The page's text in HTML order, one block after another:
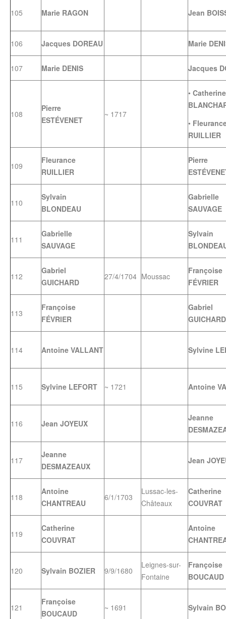
105 Marie RAGON Jean
106 Jacques DOREAU Marie
107 Marie DENIS Jacques
108
Pierre
ESTÉVENET
~ 1717
• Catherine
•
RUILLIER
109
Fleurance
RUILLIER
Pierre
110
Sylvain
BLONDEAU
Gabrielle
SAUVAGE
111
Gabrielle
SAUVAGE
Sylvain
112
Gabriel
GUICHARD
27/4/1704 Moussac
Françoise
FÉVRIER
113
Françoise
FÉVRIER
Gabriel
GUICHARD
114 Antoine VALLANT Sylvine
115 Sylvine LEFORT ~ 1721 Antoine
116 Jean JOYEUX
Jeanne
117
Jeanne
DESMAZEAUX
Jean
118
Antoine
CHANTREAU
6/1/1703
Lussac-les-
Châteaux
Catherine
COUVRAT
119
Catherine
COUVRAT
Antoine
120 Sylvain BOZIER 9/9/1680
Leignes-sur-
Fontaine
Françoise
BOUCAUD
121
Françoise
BOUCAUD
~ 1691 Sylvain